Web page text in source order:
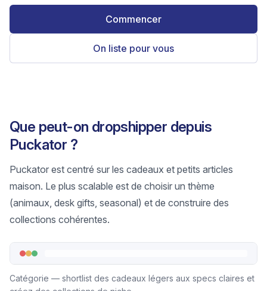
Commencer
On liste pour vous
Que peut-on dropshipper depuis
Puckator ?
Puckator est centré sur les cadeaux et petits articles
maison. Le plus scalable est de choisir un thème
(animaux, desk gifts, seasonal) et de construire des
collections cohérentes.
Catégorie — shortlist des cadeaux légers aux specs claires et